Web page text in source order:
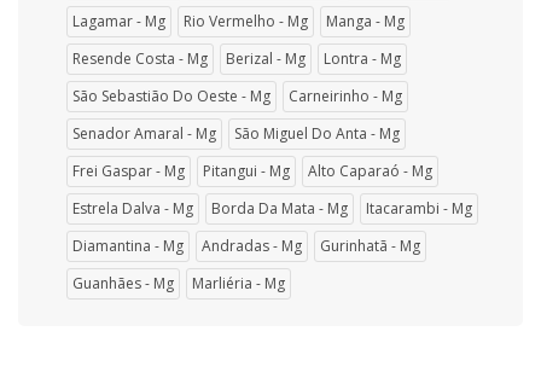
Lagamar - Mg
Rio Vermelho - Mg
Manga - Mg
Resende Costa - Mg
Berizal - Mg
Lontra - Mg
São Sebastião Do Oeste - Mg
Carneirinho - Mg
Senador Amaral - Mg
São Miguel Do Anta - Mg
Frei Gaspar - Mg
Pitangui - Mg
Alto Caparaó - Mg
Estrela Dalva - Mg
Borda Da Mata - Mg
Itacarambi - Mg
Diamantina - Mg
Andradas - Mg
Gurinhatã - Mg
Guanhães - Mg
Marliéria - Mg